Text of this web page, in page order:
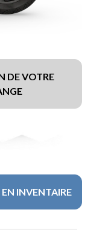
DE VOTRE
INVENTAIRE